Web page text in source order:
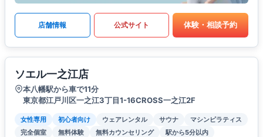
店舗情報 公式サイト 体験・相談予約
ソエル一之江店
本八幡駅から車で11分
東京都江戸川区一之江3丁目1-16CROSS一之江2F
女性専用 初心者向け ウェアレンタル サウナ
マシンピラティス
完全個室
無料体験 無料カウンセリング 駅から5分以内